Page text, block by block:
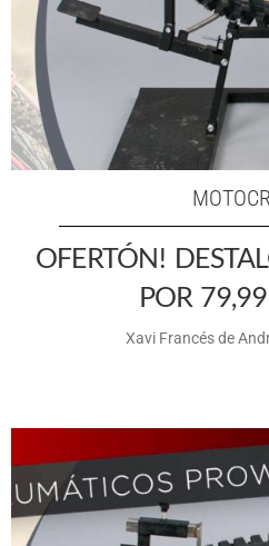
OFERTÓN!
POR
Xavi Francés de